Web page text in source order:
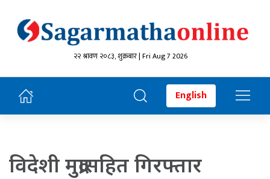
२२ श्रावण २०८३, शुक्रबार | Fri Aug 7 2026
English
विदेशी मुद्रासहित गिरफ्तार